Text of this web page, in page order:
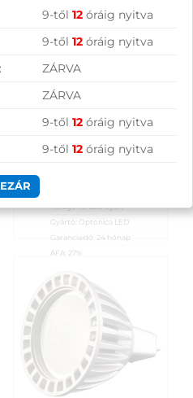
Rendelésre
Összevet
KOSÁRBA
Optonica LED
fényforrás (E27
foglalat) – 1880
lumen, semleges
Kategória:LED égők
Gyártó:
Optonica LED
Garanciaidő: 24 hónap
ÁFA:
27%
1 790 Ft
9-től12 óráig nyitva
9-től12 óráig nyitva
ZÁRVA
ZÁRVA
9-től12 óráig nyitva
9-től12 óráig nyitva